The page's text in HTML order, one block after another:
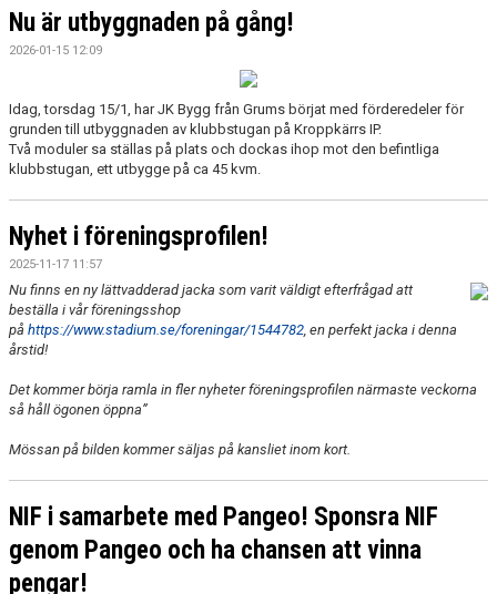
Nu är utbyggnaden på gång!
2026-01-15 12:09
Idag, torsdag 15/1, har JK Bygg från Grums börjat med förderedeler för
grunden till utbyggnaden av klubbstugan på Kroppkärrs IP.
Två moduler sa ställas på plats och dockas ihop mot den befintliga
klubbstugan, ett utbygge på ca 45 kvm.
Nyhet i föreningsprofilen!
2025-11-17 11:57
Nu finns en ny lättvadderad jacka som varit väldigt efterfrågad att
beställa i vår föreningsshop
på https://www.stadium.se/foreningar/1544782, en perfekt jacka i denna
årstid!
Det kommer börja ramla in fler nyheter föreningsprofilen närmaste veckorna
så håll ögonen öppna”
Mössan på bilden kommer säljas på kansliet inom kort.
NIF i samarbete med Pangeo! Sponsra NIF
genom Pangeo och ha chansen att vinna
pengar!